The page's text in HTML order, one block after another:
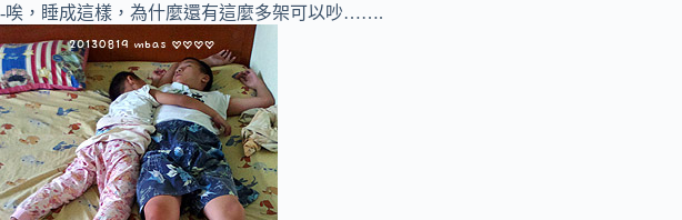
-唉，睡成這樣，為什麼還有這麼多架可以吵…….